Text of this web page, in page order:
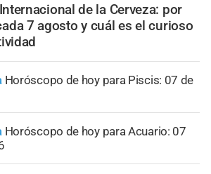
de la Cerveza: por
7 agosto y cuál es el curioso
Horóscopo de hoy para Piscis: 07 de
Horóscopo de hoy para Acuario: 07